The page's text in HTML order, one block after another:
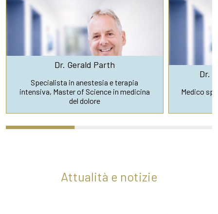
Dr. Gerald Parth
Specialista in anestesia e terapia
intensiva, Master of Science in medicina
del dolore
Dr.
Medico
Attualità e notizie